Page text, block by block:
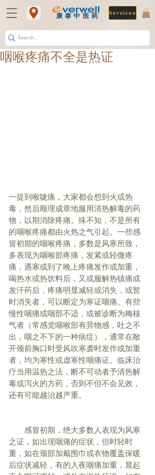
Services
​康泰中医药
咽喉疼痛不全是热证
一提到喉咙痛，大家都会想到火或热
毒，然后顺理成章地服用清热解毒的药
物，以期消除疼痛。殊不知，不是所有
的咽喉疼痛都由火热之气引起。一些感
冒初期的咽喉疼痛，多数是风寒所致，
多表现为咽喉部疼痛，发紧或轻微疼
痛，遇寒或到了晚上疼痛发作或加重，
喝热水或热饮料后，又或服解热镇痛或
发汗药后，疼痛明显减轻或消失，或暂
时消失者，可以断定为寒证咽痛。有些
慢性咽痛或咽部不适，或被诊断为梅核
气者（常感觉咽喉部有异物感，吐之不
出，咽之不下的一种病症），通常在敞
开颈前胸口时受风吹寒袭时发作或加重
者，均为寒性或虚寒性咽痛证。临床治
疗当用温热之法，断不可动者予清热解
毒或泻火的方药，否则不但不会见效，
还有可能越治越严重。
之证，如出现咽痛的症状，但时轻时
重，如在颈部加戴围巾或衣物覆盖保暖
后症状减轻，有的入夜咽痛加重，晨起